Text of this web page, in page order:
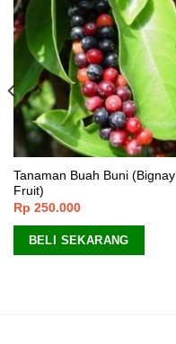
Tanaman Buah Buni (Bignay
Fruit)
Rp 250.000
BELI SEKARANG